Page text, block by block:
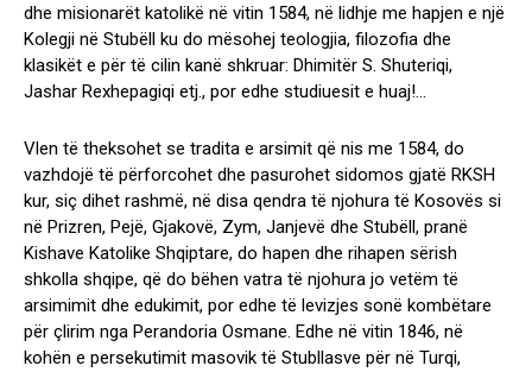
dhe misionarët katolikë në vitin 1584, në lidhje me hapjen e një
Kolegji në Stubëll ku do mësohej teologjia, filozofia dhe
klasikët e për të cilin kanë shkruar: Dhimitër S. Shuteriqi,
Jashar Rexhepagiqi etj., por edhe studiuesit e huaj!…
Vlen të theksohet se tradita e arsimit që nis me 1584, do
vazhdojë të përforcohet dhe pasurohet sidomos gjatë RKSH
kur, siç dihet rashmë, në disa qendra të njohura të Kosovës si
në Prizren, Pejë, Gjakovë, Zym, Janjevë dhe Stubëll, pranë
Kishave Katolike Shqiptare, do hapen dhe rihapen sërish
shkolla shqipe, që do bëhen vatra të njohura jo vetëm të
arsimimit dhe edukimit, por edhe të levizjes sonë kombëtare
për çlirim nga Perandoria Osmane. Edhe në vitin 1846, në
kohën e persekutimit masovik të Stubllasve për në Turqi,